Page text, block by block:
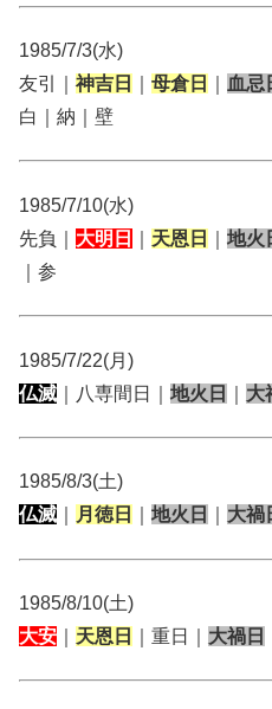
1985/7/3(水)
友引｜ 神吉日 母倉日 血忌
白｜納｜壁
1985/7/10(水)
先負｜ 大明日 天恩日 地火
｜参
1985/7/22(月)
仏滅 ｜八専間日｜ 地火日 大
1985/8/3(土)
仏滅
月徳日 地火日 大禍
1985/8/10(土)
大安
天恩日 ｜重日｜ 大禍日